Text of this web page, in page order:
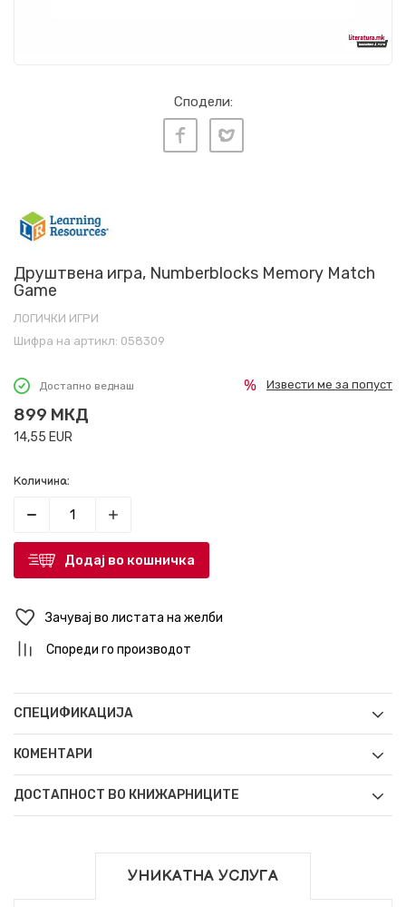
Сподели:
Друштвена игра, Numberblocks Memory Match
Game
ЛОГИЧКИ ИГРИ
Шифра на артикл: 058309
Достапно веднаш
899 МКД
14,55 EUR
Извести ме за попуст
Количина:
Додај во кошничка
Зачувај во листата на желби
Спореди го производот
СПЕЦИФИКАЦИЈА
КОМЕНТАРИ
ДОСТАПНОСТ ВО КНИЖАРНИЦИТЕ
УНИКАТНА УСЛУГА